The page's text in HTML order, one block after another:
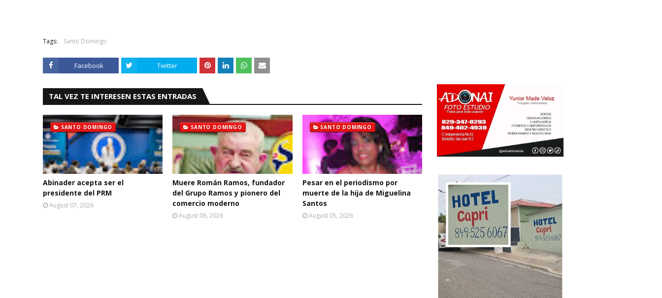
Tags: Santo Domingo
Facebook Twitter
TAL VEZ TE INTERESEN ESTAS ENTRADAS
SANTO DOMINGO
Abinader acepta ser el
presidente del PRM
August 07, 2026
SANTO DOMINGO
Muere Román Ramos, fundador
del Grupo Ramos y pionero del
comercio moderno
August 06, 2026
SANTO DOMINGO
Pesar en el periodismo por
muerte de la hija de Miguelina
Santos
August 05, 2026